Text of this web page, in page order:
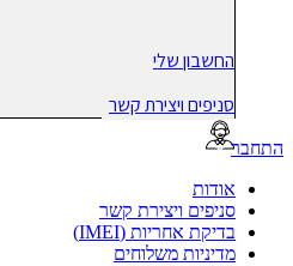
החשבון שלי
סניפים ויצירת קשר
אודות
סניפים ויצירת קשר
בדיקת אחריות (IMEI)
מדיניות משלוחים